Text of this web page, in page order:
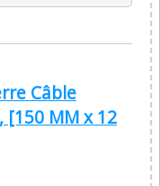
Câble
[150 MM x 12